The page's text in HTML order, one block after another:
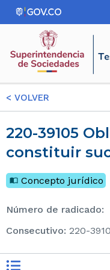
< VOLVER
220-39105 Obligación de
constituir
Concepto jurídico
Número de radicado:
consecutivo: 220-